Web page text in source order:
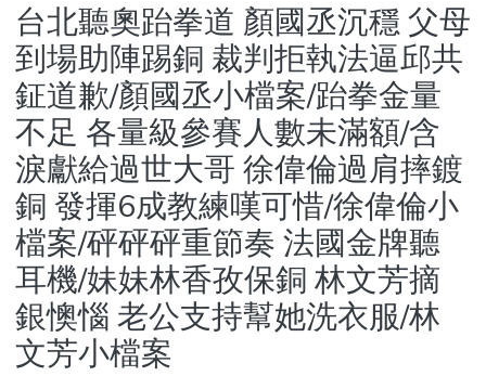
Statistics
台北聽奧跆拳道 顏國丞沉穩 父母
到場助陣踢銅 裁判拒執法逼邱共
鉦道歉/顏國丞小檔案/跆拳金量
不足 各量級參賽人數未滿額/含
淚獻給過世大哥 徐偉倫過肩摔鍍
銅 發揮6成教練嘆可惜/徐偉倫小
檔案/砰砰砰重節奏 法國金牌聽
耳機/妹妹林香孜保銅 林文芳摘
銀懊惱 老公支持幫她洗衣服/林
文芳小檔案